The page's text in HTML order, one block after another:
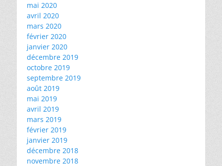
mai 2020
avril 2020
mars 2020
février 2020
janvier 2020
décembre 2019
octobre 2019
septembre 2019
août 2019
mai 2019
avril 2019
mars 2019
février 2019
janvier 2019
décembre 2018
novembre 2018